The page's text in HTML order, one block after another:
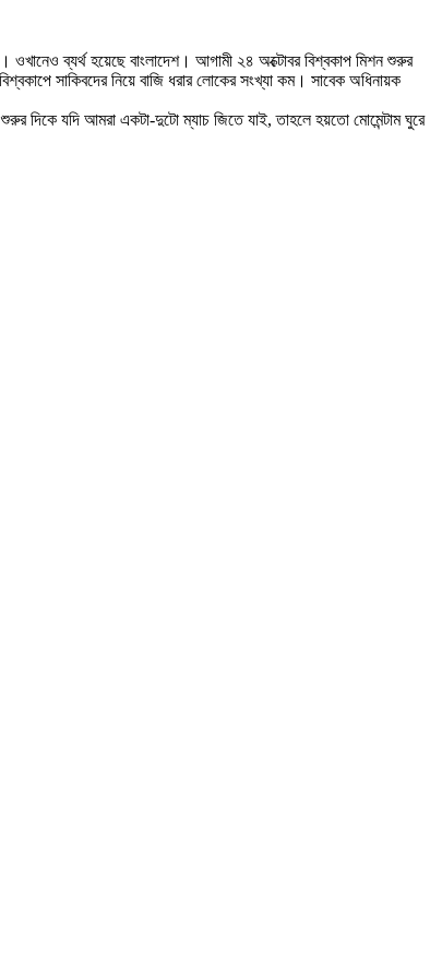
ওখানেও ব্যর্থ হয়েছে বাংলাদেশ। আগামী ২৪ অক্টোবর বিশ্বকাপ মিশন শুরুর
সাকিবদের নিয়ে বাজি ধরার লোকের সংখ্যা কম। সাবেক অধিনায়ক
দিকে যদি আমরা একটা-দুটো ম্যাচ জিতে যাই, তাহলে হয়তো মোমেন্টাম ঘুরে